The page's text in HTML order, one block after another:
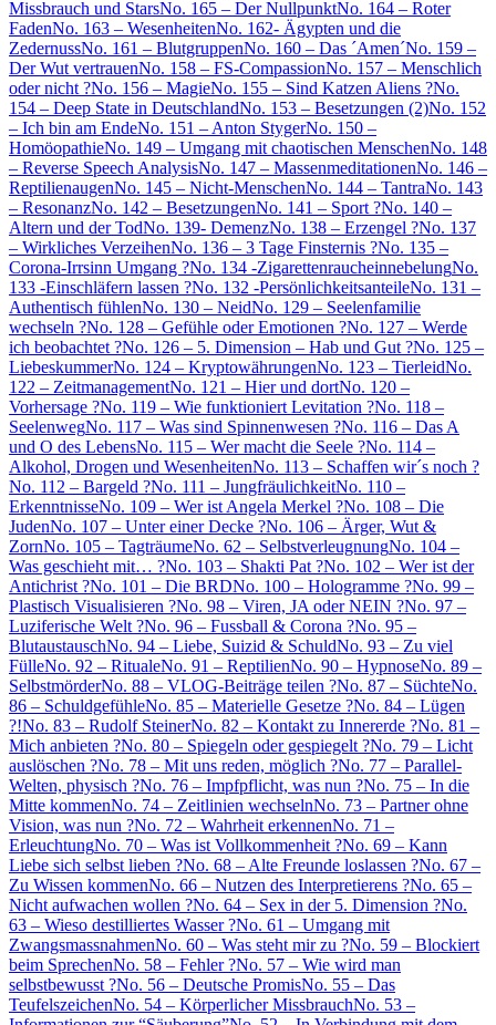
Missbrauch und StarsNo. 165 – Der NullpunktNo. 164 – Roter
FadenNo. 163 – WesenheitenNo. 162- Ägypten und die
ZedernussNo. 161 – BlutgruppenNo. 160 – Das ´Amen´No. 159 –
Der Wut vertrauenNo. 158 – FS-CompassionNo. 157 – Menschlich
oder nicht ?No. 156 – MagieNo. 155 – Sind Katzen Aliens ?No.
154 – Deep State in DeutschlandNo. 153 – Besetzungen (2)No. 152
– Ich bin am EndeNo. 151 – Anton StygerNo. 150 –
HomöopathieNo. 149 – Umgang mit chaotischen MenschenNo. 148
– Reverse Speech AnalysisNo. 147 – MassenmeditationenNo. 146 –
ReptilienaugenNo. 145 – Nicht-MenschenNo. 144 – TantraNo. 143
– ResonanzNo. 142 – BesetzungenNo. 141 – Sport ?No. 140 –
Altern und der TodNo. 139- DemenzNo. 138 – Erzengel ?No. 137
– Wirkliches VerzeihenNo. 136 – 3 Tage Finsternis ?No. 135 –
Corona-Irrsinn Umgang ?No. 134 -ZigarettenraucheinnebelungNo.
133 -Einschläfern lassen ?No. 132 -PersönlichkeitsanteileNo. 131 –
Authentisch fühlenNo. 130 – NeidNo. 129 – Seelenfamilie
wechseln ?No. 128 – Gefühle oder Emotionen ?No. 127 – Werde
ich beobachtet ?No. 126 – 5. Dimension – Hab und Gut ?No. 125 –
LiebeskummerNo. 124 – KryptowährungenNo. 123 – TierleidNo.
122 – ZeitmanagementNo. 121 – Hier und dortNo. 120 –
Vorhersage ?No. 119 – Wie funktioniert Levitation ?No. 118 –
SeelenwegNo. 117 – Was sind Spinnenwesen ?No. 116 – Das A
und O des LebensNo. 115 – Wer macht die Seele ?No. 114 –
Alkohol, Drogen und WesenheitenNo. 113 – Schaffen wir´s noch ?
No. 112 – Bargeld ?No. 111 – JungfräulichkeitNo. 110 –
ErkenntnisseNo. 109 – Wer ist Angela Merkel ?No. 108 – Die
JudenNo. 107 – Unter einer Decke ?No. 106 – Ärger, Wut &
ZornNo. 105 – TagträumeNo. 62 – SelbstverleugnungNo. 104 –
Was geschieht mit… ?No. 103 – Shakti Pat ?No. 102 – Wer ist der
Antichrist ?No. 101 – Die BRDNo. 100 – Hologramme ?No. 99 –
Plastisch Visualisieren ?No. 98 – Viren, JA oder NEIN ?No. 97 –
Luziferische Welt ?No. 96 – Fussball & Corona ?No. 95 –
BlutaustauschNo. 94 – Liebe, Suizid & SchuldNo. 93 – Zu viel
FülleNo. 92 – RitualeNo. 91 – ReptilienNo. 90 – HypnoseNo. 89 –
SelbstmörderNo. 88 – VLOG-Beiträge teilen ?No. 87 – SüchteNo.
86 – SchuldgefühleNo. 85 – Materielle Gesetze ?No. 84 – Lügen
?!No. 83 – Rudolf SteinerNo. 82 – Kontakt zu Innererde ?No. 81 –
Mich anbieten ?No. 80 – Spiegeln oder gespiegelt ?No. 79 – Licht
auslöschen ?No. 78 – Mit uns reden, möglich ?No. 77 – Parallel-
Welten, physisch ?No. 76 – Impfpflicht, was nun ?No. 75 – In die
Mitte kommenNo. 74 – Zeitlinien wechselnNo. 73 – Partner ohne
Vision, was nun ?No. 72 – Wahrheit erkennenNo. 71 –
ErleuchtungNo. 70 – Was ist Vollkommenheit ?No. 69 – Kann
Liebe sich selbst lieben ?No. 68 – Alte Freunde loslassen ?No. 67 –
Zu Wissen kommenNo. 66 – Nutzen des Interpretierens ?No. 65 –
Nicht aufwachen wollen ?No. 64 – Sex in der 5. Dimension ?No.
63 – Wieso destilliertes Wasser ?No. 61 – Umgang mit
ZwangsmassnahmenNo. 60 – Was steht mir zu ?No. 59 – Blockiert
beim SprechenNo. 58 – Fehler ?No. 57 – Wie wird man
selbstbewusst ?No. 56 – Deutsche PromisNo. 55 – Das
TeufelszeichenNo. 54 – Körperlicher MissbrauchNo. 53 –